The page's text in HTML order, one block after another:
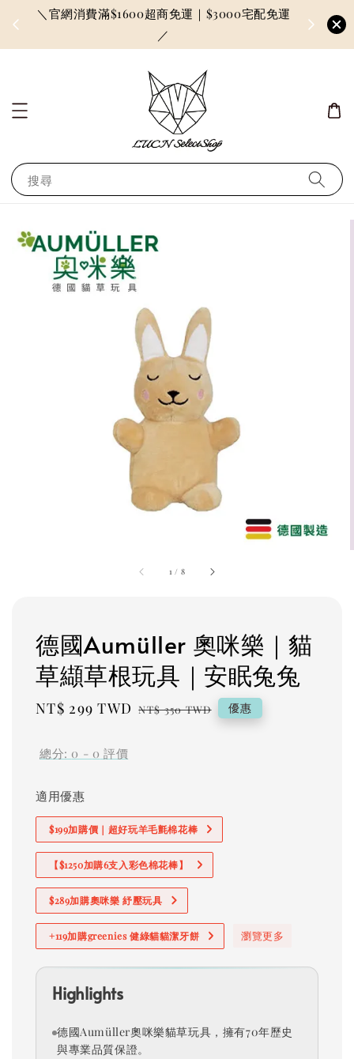
＼官網消費滿$1600超商免運｜$3000宅配免運
／
因訂單
搜尋
1 / 8
德國Aumüller 奧咪樂｜貓
草纈草根玩具｜安眠兔兔
Sale
NT$ 299 TWD Regular
NT$ 350 TWD 優惠
總分: 0 - 0 評價
適用優惠
$199加購價｜超好玩羊毛氈棉花棒
【$1250加購6支入彩色棉花棒】
$289加購奧咪樂 紓壓玩具
+119加購greenies 健綠貓貓潔牙餅 瀏覽更多
Highlights
德國Aumüller奧咪樂貓草玩具，擁有70年歷史
與專業品質保證。